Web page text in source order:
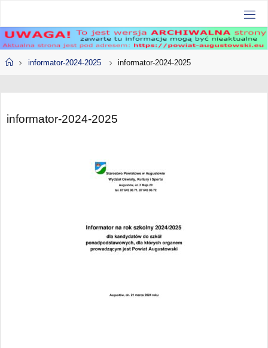
treści
Stronainformator-2024-2025 informator-2024-2025
informator-2024-2025